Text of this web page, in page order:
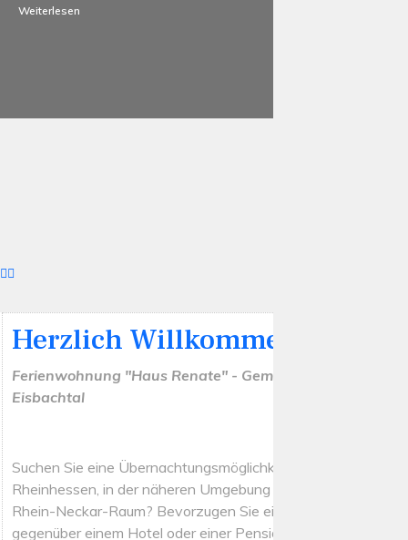
Weiterlesen
Herzlich Willkommen
Ferienwohnung "Haus Renate" - Gemütlich Wohnen im
Eisbachtal
Suchen Sie eine Übernachtungsmöglichkeit in Worms und
Rheinhessen, in der näheren Umgebung der Pfalz und dem
Rhein-Neckar-Raum? Bevorzugen Sie eine Ferienwohnung
gegenüber einem Hotel oder einer Pension?